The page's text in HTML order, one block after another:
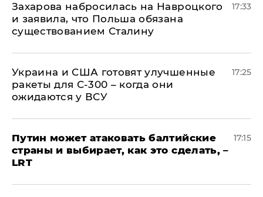
​Захарова набросилась на Навроцкого
и заявила, что Польша обязана
существованием Сталину
17:33
Украина и США готовят улучшенные
ракеты для С-300 – когда они
ожидаются у ВСУ
17:25
Путин может атаковать балтийские
страны и выбирает, как это сделать, –
LRT
17:15